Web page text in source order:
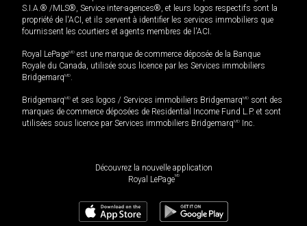
S.I.A.® /MLS®, Service inter-agences®, et leurs logos respectifs sont la
propriété de l'ACI, et ils servent à identifier les services immobiliers que
fournissent les courtiers et agents membres de l'ACI.
Royal LePageMD est une marque de commerce déposée de la Banque
Royale du Canada, utilisée sous licence par les Services immobiliers
BridgemarqMD.
BridgemarqMD et ses logos / Services immobiliers BridgemarqMD sont des
marques de commerce déposées de Residential Income Fund L.P. et sont
utilisées sous licence par Services immobiliers BridgemarqMD Inc.
Découvrez la nouvelle application
Royal LePageMD